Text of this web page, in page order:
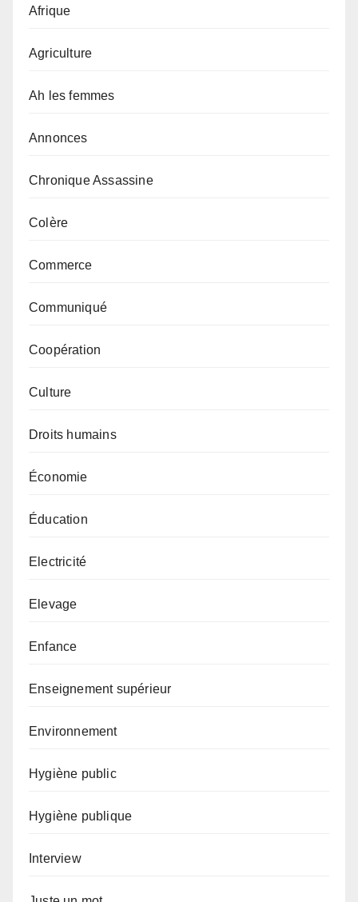
Afrique
Agriculture
Ah les femmes
Annonces
Chronique Assassine
Colère
Commerce
Communiqué
Coopération
Culture
Droits humains
Économie
Éducation
Electricité
Elevage
Enfance
Enseignement supérieur
Environnement
Hygiène public
Hygiène publique
Interview